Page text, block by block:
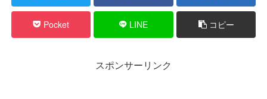
Pocket LINE コピー
スポンサーリンク